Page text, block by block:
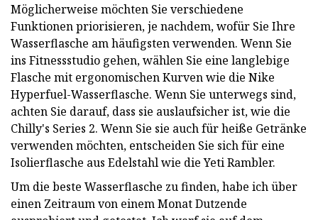
Möglicherweise möchten Sie verschiedene
Funktionen priorisieren, je nachdem, wofür Sie Ihre
Wasserflasche am häufigsten verwenden. Wenn Sie
ins Fitnessstudio gehen, wählen Sie eine langlebige
Flasche mit ergonomischen Kurven wie die Nike
Hyperfuel-Wasserflasche. Wenn Sie unterwegs sind,
achten Sie darauf, dass sie auslaufsicher ist, wie die
Chilly's Series 2. Wenn Sie sie auch für heiße Getränke
verwenden möchten, entscheiden Sie sich für eine
Isolierflasche aus Edelstahl wie die Yeti Rambler.
Um die beste Wasserflasche zu finden, habe ich über
einen Zeitraum von einem Monat Dutzende